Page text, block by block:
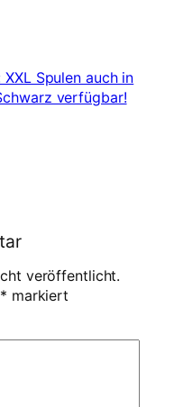
Spulen auch in
verfügbar!
veröffentlicht.
* markiert